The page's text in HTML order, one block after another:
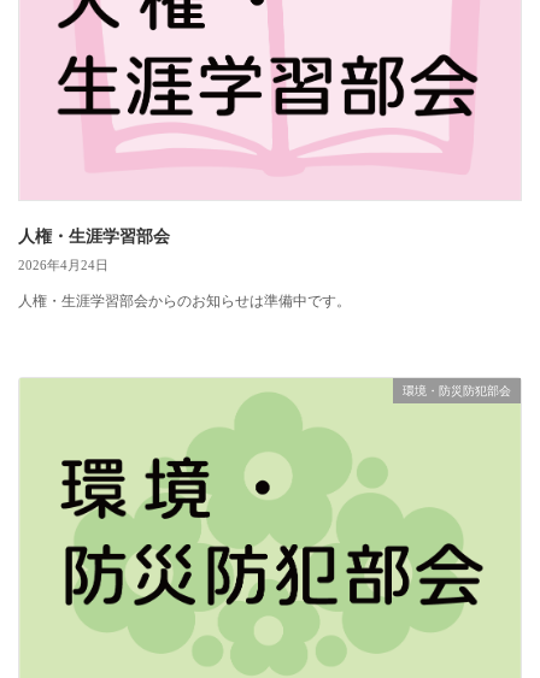
人権・生涯学習部会
2026年4月24日
人権・生涯学習部会からのお知らせは準備中です。
環境・防災防犯部会